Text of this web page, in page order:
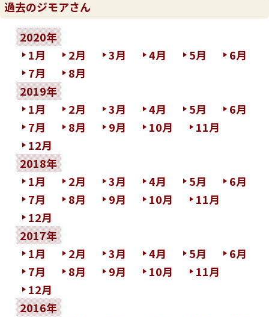
過去のジモアさん
2020年
1月
2月 3月 4月 5月
6月
7月
8月
2019年
1月
2月 3月 4月 5月
6月
7月
8月 9月 10月
11月
12月
2018年
1月
2月 3月 4月 5月
6月
7月
8月 9月 10月
11月
12月
2017年
1月
2月 3月 4月 5月
6月
7月
8月 9月 10月
11月
12月
2016年